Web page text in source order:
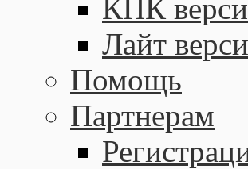
КПК
Лайт
Помощь
Партнерам